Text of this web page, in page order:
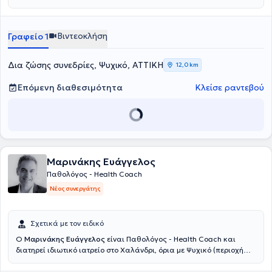
Γραφείο 1 Βιντεοκλήση
Δια ζώσης συνεδρίες, Ψυχικό, ΑΤΤΙΚΗ 12,0 km
Επόμενη διαθεσιμότητα Κλείσε ραντεβού
Μαρινάκης Ευάγγελος
Παθολόγος - Health Coach
Νέος συνεργάτης
Σχετικά με τον ειδικό
Ο Μαρινάκης Ευάγγελος είναι Παθολόγος - Health Coach και
διατηρεί ιδιωτικό ιατρείο στο Χαλάνδρι, όρια με Ψυχικό (περιοχή